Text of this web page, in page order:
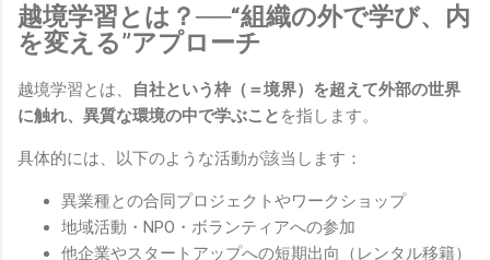
越境学習とは？──“組織の外で学び、内
を変える”アプローチ
越境学習とは、
自社という枠（＝境界）を超えて外部の世界
に触れ、異質な環境の中で学ぶこと を指します。
具体的には、以下のような活動が該当します：
異業種との合同プロジェクトやワークショップ
地域活動・NPO・ボランティアへの参加
他企業やスタートアップへの短期出向（レンタル移籍）